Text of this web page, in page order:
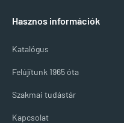
Hasznos információk
Katalógus
Felújítunk 1965 óta
Szakmai tudástár
Kapcsolat